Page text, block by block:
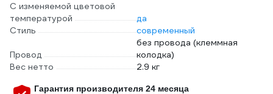
С изменяемой цветовой
температурой
да
Стиль
современный
Провод
без провода (клеммная
колодка)
Вес нетто
2.9 кг
Гарантия производителя 24 месяца